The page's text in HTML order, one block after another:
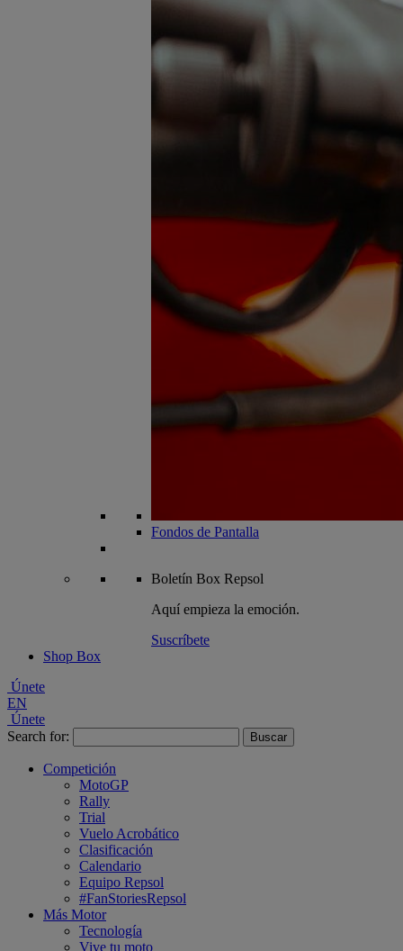
Fondos de Pantalla
Boletín Box Repsol
Aquí empieza la emoción.
Suscríbete
Shop Box
Únete
EN
Únete
Search for:
Competición
MotoGP
Rally
Trial
Vuelo Acrobático
Clasificación
Calendario
Equipo Repsol
#FanStoriesRepsol
Más Motor
Tecnología
Vive tu moto